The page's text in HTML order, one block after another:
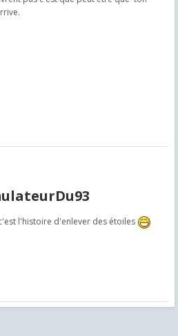
l'histoire d'enlever des étoiles